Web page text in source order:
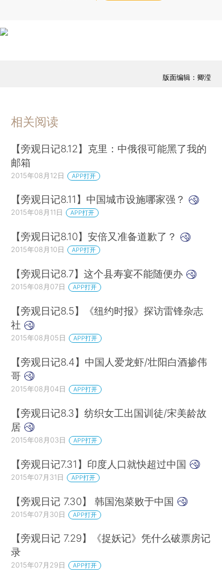
版面编辑：卿滢
相关阅读
【旁观日记8.12】克里：中俄很可能黑了我的
邮箱
2015年08月12日 APP打开
【旁观日记8.11】中国城市设施哪家强？
2015年08月11日 APP打开
【旁观日记8.10】安倍又准备道歉了？
2015年08月10日 APP打开
【旁观日记8.7】这个县寿宴不能随便办
2015年08月07日 APP打开
【旁观日记8.5】《纽约时报》探访雷锋杂志
社
2015年08月05日 APP打开
【旁观日记8.4】中国人爱龙虾/壮阳白酒掺伟
哥
2015年08月04日 APP打开
【旁观日记8.3】纺织女工出国训徒/宋美龄故
居
2015年08月03日 APP打开
【旁观日记7.31】印度人口就快超过中国
2015年07月31日 APP打开
【旁观日记 7.30】 韩国泡菜败于中国
2015年07月30日 APP打开
【旁观日记 7.29】《捉妖记》凭什么破票房记
录
2015年07月29日 APP打开